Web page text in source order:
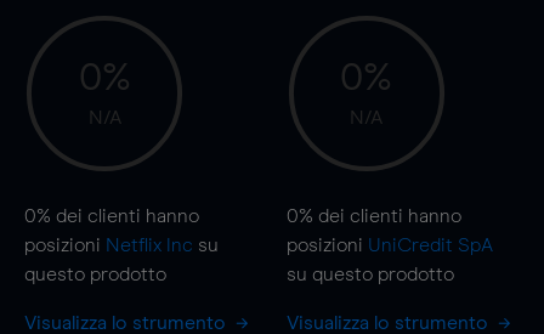
0%
N/A
0% dei clienti hanno
posizioni Netflix Inc su
questo prodotto
Visualizza lo strumento
0%
N/A
0% dei clienti hanno
posizioni UniCredit SpA
su questo prodotto
Visualizza lo strumento